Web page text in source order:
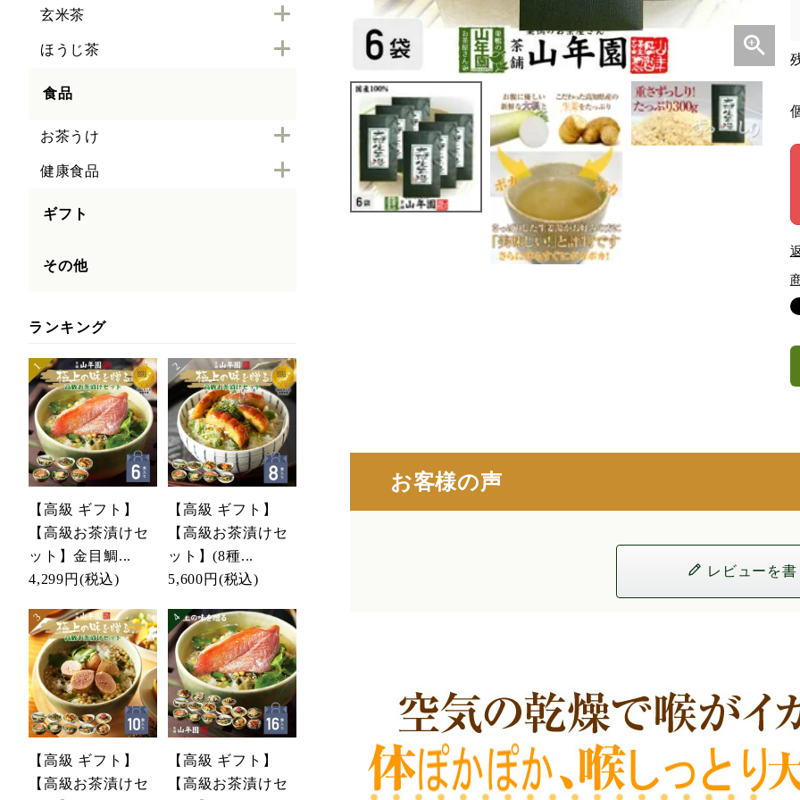
玄米茶
ほうじ茶
食品
お茶うけ
健康食品
ギフト
その他
ランキング
【高級 ギフト】
【高級お茶漬けセ
ット】金目鯛...
4,299円 (税込)
【高級 ギフト】
【高級お茶漬けセ
ット】(8種...
5,600円 (税込)
【高級 ギフト】
【高級お茶漬けセ
【高級 ギフト】
【高級お茶漬けセ
お客様の声
レビューを書